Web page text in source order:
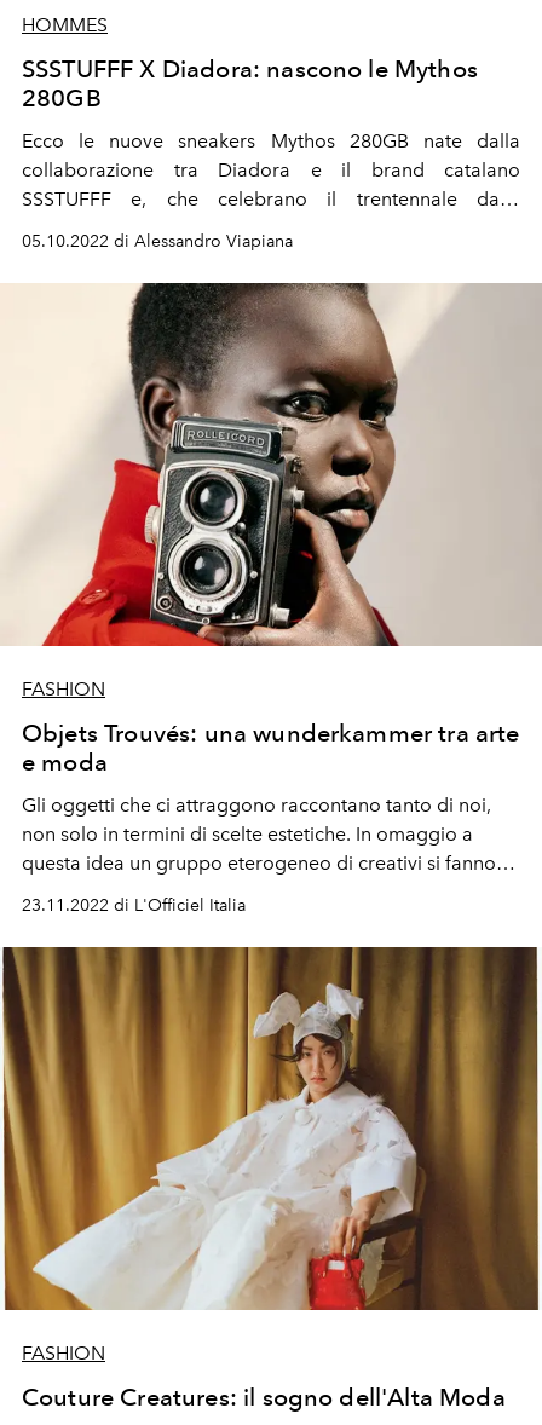
HOMMES
SSSTUFFF X Diadora: nascono le Mythos
280GB
Ecco le nuove sneakers Mythos 280GB nate dalla
collaborazione tra Diadora e il brand catalano
SSSTUFFF e, che celebrano il trentennale dalle
05.10.2022 di Alessandro Viapiana
FASHION
Objets Trouvés: una wunderkammer tra arte
e moda
Gli oggetti che ci attraggono raccontano tanto di noi,
non solo in termini di scelte estetiche. In omaggio a
questa idea un gruppo eterogeneo di creativi si fanno
23.11.2022 di L'Officiel Italia
FASHION
Couture Creatures: il sogno dell'Alta Moda